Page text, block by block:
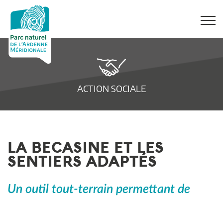
ACTION SOCIALE
LA BECASINE ET LES
SENTIERS ADAPTÉS
Un outil tout-terrain permettant de